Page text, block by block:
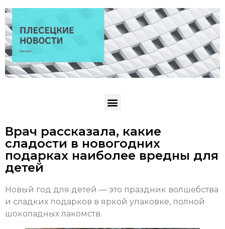
Врач рассказала, какие
сладости в новогодних
подарках наиболее вредны для
детей
Новый год для детей — это праздник волшебства
и сладких подарков в яркой упаковке, полной
шоколадных лакомств.